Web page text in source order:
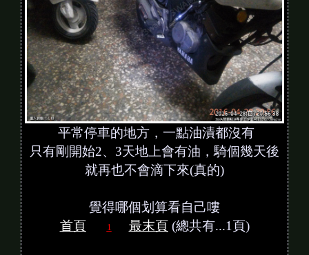
平常停車的地方，一點油漬都沒有
只有剛開始2、3天地上會有油，騎個幾天後
就再也不會滴下來(真的)
覺得哪個划算看自己嘍
首頁
1 最末頁(總共有...1頁)